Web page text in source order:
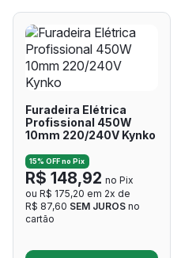
Furadeira Elétrica
Profissional 450W
10mm 220/240V Kynko
15% OFF no Pix
R$ 148,92 no Pix
ou R$ 175,20 em 2x de
R$ 87,60 SEM JUROSno
cartão